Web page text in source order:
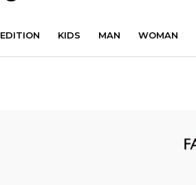
EDITION KIDS MAN WOMAN